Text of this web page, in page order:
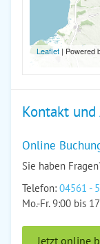
Leaflet| Powered
Kontakt und
Online
Sie haben
Telefon: 04561 -
Mo.-Fr. 9:00 bis
Jetzt online